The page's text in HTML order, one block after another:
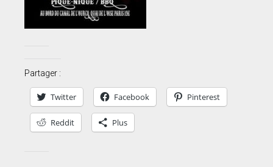
Partager :
Twitter Facebook Pinterest
Reddit Plus